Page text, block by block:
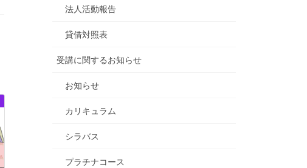
法人活動報告
貸借対照表
受講に関するお知らせ
お知らせ
カリキュラム
シラバス
プラチナコース